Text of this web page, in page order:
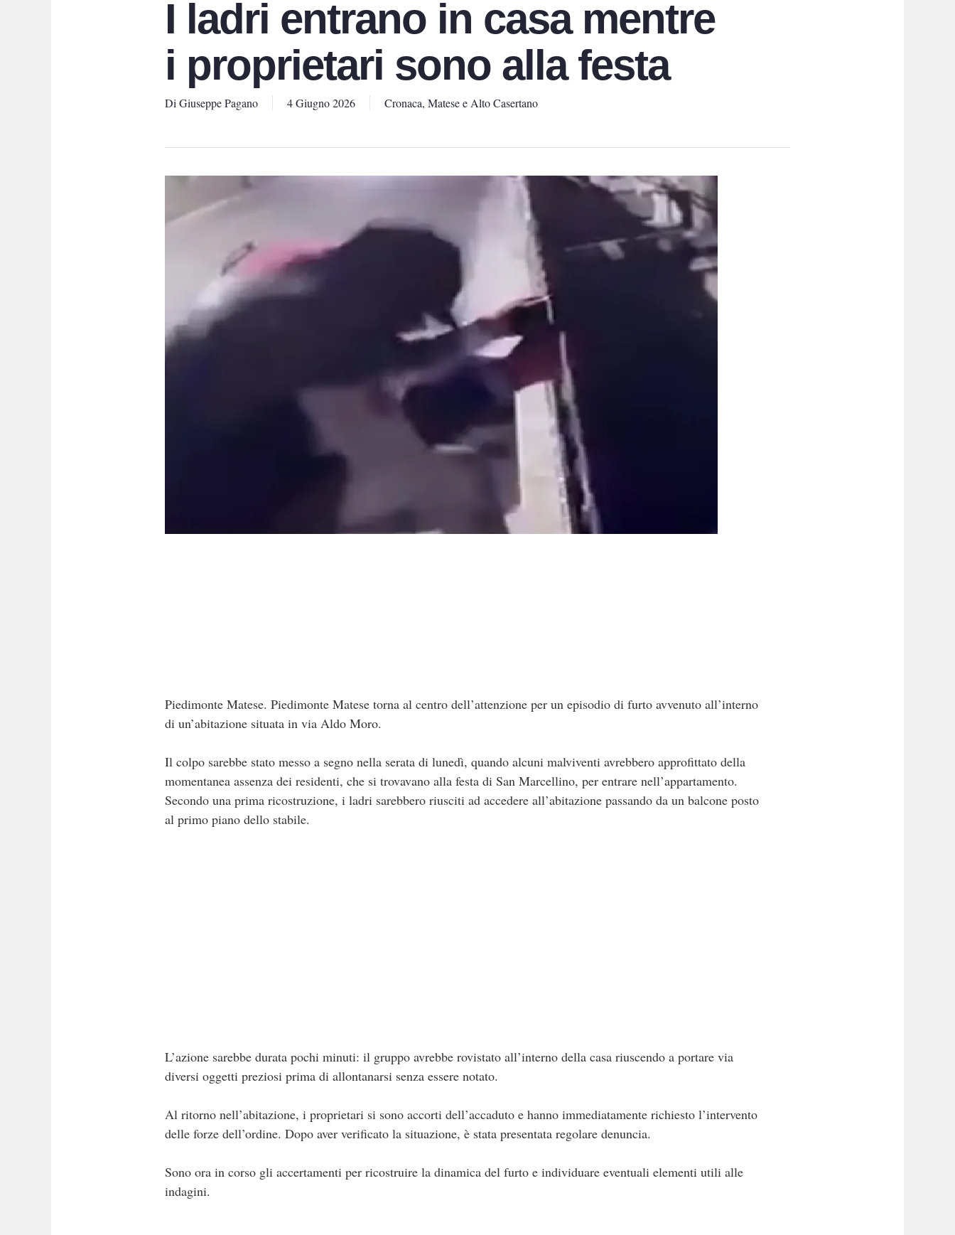
I ladri entrano in casa mentre
i proprietari sono alla festa
Di Giuseppe Pagano 4 Giugno 2026 Cronaca, Matese e Alto Casertano
Piedimonte Matese. Piedimonte Matese torna al centro dell’attenzione per un episodio di furto avvenuto all’interno
di un’abitazione situata in via Aldo Moro.
Il colpo sarebbe stato messo a segno nella serata di lunedì, quando alcuni malviventi avrebbero approfittato della
momentanea assenza dei residenti, che si trovavano alla festa di San Marcellino, per entrare nell’appartamento.
Secondo una prima ricostruzione, i ladri sarebbero riusciti ad accedere all’abitazione passando da un balcone posto
al primo piano dello stabile.
L’azione sarebbe durata pochi minuti: il gruppo avrebbe rovistato all’interno della casa riuscendo a portare via
diversi oggetti preziosi prima di allontanarsi senza essere notato.
Al ritorno nell’abitazione, i proprietari si sono accorti dell’accaduto e hanno immediatamente richiesto l’intervento
delle forze dell’ordine. Dopo aver verificato la situazione, è stata presentata regolare denuncia.
Sono ora in corso gli accertamenti per ricostruire la dinamica del furto e individuare eventuali elementi utili alle
indagini.